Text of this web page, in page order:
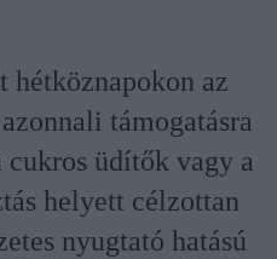
hétköznapokon az
támogatásra
cukros üdítők vagy a
helyett célzottan
nyugtató hatású